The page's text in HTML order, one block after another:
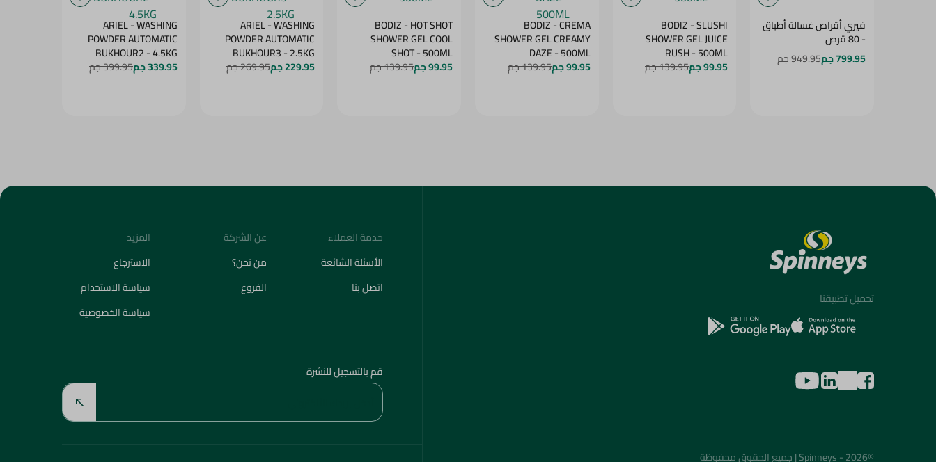
فيري أقراص غسالة أطباق
- 80 قرص
799.95 جم
949.95 جم
BODIZ - SLUSHI
SHOWER GEL JUICE
RUSH - 500ML
99.95 جم 139.95 جم
BODIZ - CREMA
SHOWER GEL CREAMY
DAZE - 500ML
99.95 جم 139.95 جم
BODIZ - HOT SHOT
SHOWER GEL COOL
SHOT - 500ML
99.95 جم 139.95 جم
ARIEL - WASHING
POWDER AUTOMATIC
BUKHOUR3 - 2.5KG
229.95 جم 269.95 جم
ARIEL - WASHING
POWDER AUTOMATIC
BUKHOUR2 - 4.5KG
339.95 جم 399.95 جم
تحميل تطبيقنا
©2026 - Spinneys | جميع الحقوق محفوظة
خدمة العملاء
الأسئلة الشائعة
اتصل بنا
عن الشركة
من نحن؟
الفروع
المزيد
الاسترجاع
سياسة الاستخدام
سياسة الخصوصية
قم بالتسجيل للنشرة